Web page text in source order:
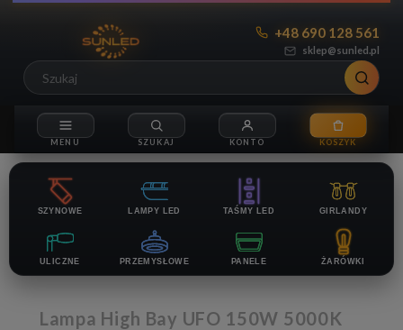
sklep@sunled.pl
+48 690 128 561
SZYNOWE LAMPY LED TAŚMY LED GIRLANDY
ULICZNE PRZEMYSŁOWE PANELE ŻARÓWKI
Lampa High Bay UFO 150W 5000K